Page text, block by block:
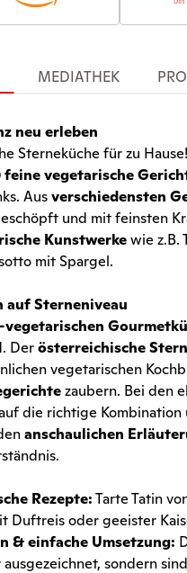
MEDIATHEK
neu erleben
Sterneküche für zu Hause!
feine vegetarische
Ausverschiedensten
und mit feinsten
Kunstwerkewie z.B.
mit Spargel.
auf Sterneniveau
vegetarischen
Derösterreichische
vegetarischen
zaubern. Bei den
die richtige
anschaulichen
Rezepte:Tarte Tatin
Duftreis oder geeister
& einfache Umsetzung:
sondern